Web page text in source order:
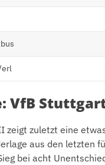
VfB
zeigt zuletzt eine
aus den letzten
bei acht